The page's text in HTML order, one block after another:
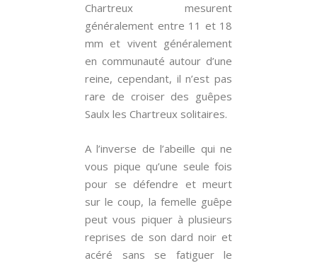
Chartreux mesurent
généralement entre 11 et 18
mm et vivent généralement
en communauté autour d’une
reine, cependant, il n’est pas
rare de croiser des guêpes
Saulx les Chartreux solitaires.
A l’inverse de l’abeille qui ne
vous pique qu’une seule fois
pour se défendre et meurt
sur le coup, la femelle guêpe
peut vous piquer à plusieurs
reprises de son dard noir et
acéré sans se fatiguer le